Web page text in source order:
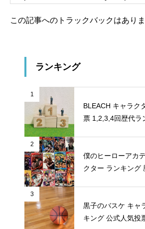
この記事へのトラックバックはありま
ランキング
1
BLEACH キャラク
票 1,2,3,4回歴代ラ
2
僕のヒーローアカ
クター ランキング
3
黒子のバスケ キャ
キング 公式人気投